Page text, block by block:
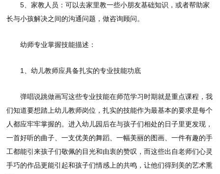
5、家教人员：可以去家里教一些小朋友基础知识，或者帮助家
长与小孩解决之间的沟通问题，做咨询顾问。
幼师专业掌握技能描述：
1、幼儿教师应具备扎实的专业技能功底
弹唱说跳做画写这些专业技能在师范学习时期就是重点课程，我
们知道要想踏上幼儿教师岗位，扎实的技能作为最基本的要求是每个
人都应牢牢掌握的。进入幼儿园后在与孩子们相处的日子里更发现，
一首好听的曲子、一支优美的舞蹈、一幅美丽的图画、一件有趣的手
工都能引来孩子们敬佩的目光和由衷的赞叹，而这些出自老师们心灵
手巧的作品更能引起和孩子们情感上的共鸣，让他们得到美的艺术熏